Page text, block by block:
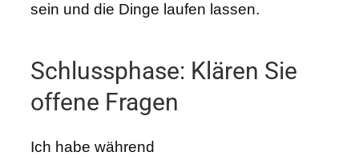
sein und die Dinge laufen lassen.
Schlussphase: Klären Sie
offene Fragen
Ich habe während